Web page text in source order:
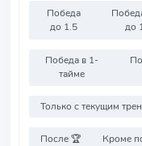
Победа
до 1.5
до
Победа в 1-
тайме
Только с текущим
После 🏆 Кроме